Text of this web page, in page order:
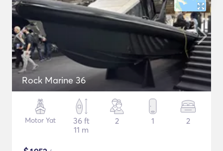
Rock Marine 36
Motor Yat
36 ft
11 m
2 1 2